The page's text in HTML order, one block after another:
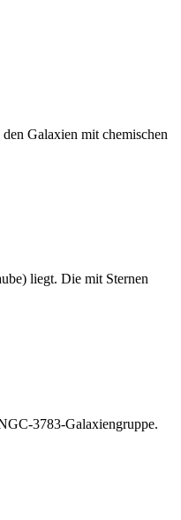
Galaxien mit chemischen
liegt. Die mit Sternen
3783-Galaxiengruppe.